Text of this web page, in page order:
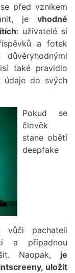
před vznikem
je vhodné
: uživatelé si
a fotek
také pravidlo
údaje do svých
Pokud se
člověk
stane obětí
deepfake
vůči pachateli
a případnou
Naopak, je
uložit